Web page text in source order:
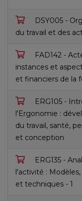
DSY005 -
du travail et des
FAD142 -
instances et
et financiers de la
ERG105 -
l'Ergonomie :
du travail, santé,
et conception
ERG135 -
l'activité :
et techniques - 1